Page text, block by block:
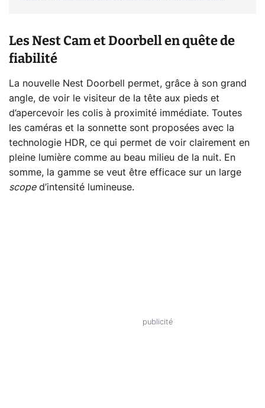
Les Nest Cam et Doorbell en quête de
fiabilité
La nouvelle Nest Doorbell permet, grâce à son grand
angle, de voir le visiteur de la tête aux pieds et
d’apercevoir les colis à proximité immédiate. Toutes
les caméras et la sonnette sont proposées avec la
technologie HDR, ce qui permet de voir clairement en
pleine lumière comme au beau milieu de la nuit. En
somme, la gamme se veut être efficace sur un large
scoped’intensité lumineuse.